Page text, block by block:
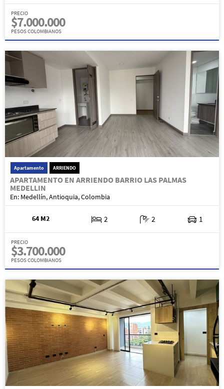
PRECIO
$7.000.000
PESOS COLOMBIANOS
Apartamento ARRIENDO
APARTAMENTO EN ARRIENDO BARRIO LAS PALMAS
MEDELLIN
En: Medellín, Antioquia, Colombia
64 M2 2 2 1
PRECIO
$3.700.000
PESOS COLOMBIANOS